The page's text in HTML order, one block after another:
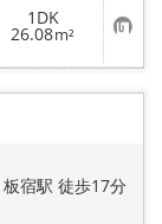
1DK
26.08m² お
気
に
り
宿駅 徒歩17分